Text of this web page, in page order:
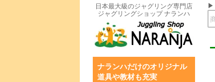
日本最大級のジャグリング専門店
ジャグリングショップ ナランハ
ナランハだけのオリジナル
道具や教材も充実